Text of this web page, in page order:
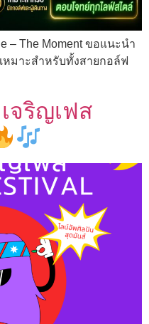
– The Moment ขอแนะนำ
หมาะสำหรับทั้งสายกอล์ฟ
จริญเฟส